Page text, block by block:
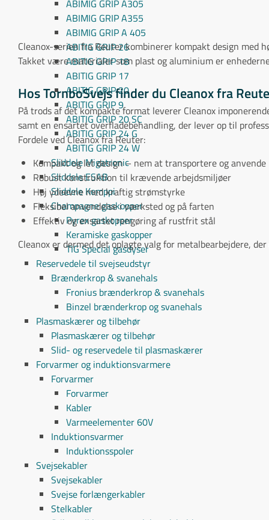
ABIMIG GRIP A305
ABIMIG GRIP A355
ABIMIG GRIP A 405
ABITIG GRIP 26
ABITIG GRIP 18
ABITIG GRIP 17
ABITIG GRIP 20
ABITIG GRIP 9
ABITIG GRIP 20 SC
ABITIG GRIP 24 G
ABITIG GRIP 24 W
Sliddele Migatronic
Sliddele ESAB
Sliddele Kemppi
Champagne gaskopper
Pyrex gaskopper
Keramiske gaskopper
TIG Special gasdyser
Reservedele til svejseudstyr
Brænderkrop & svanehals
Fronius brænderkrop & svanehals
Binzel brænderkrop og svanehals
Plasmaskærer og tilbehør
Plasmaskærer og tilbehør
Slid- og reservedele til plasmaskærer
Forvarmer og induktionsvarmere
Forvarmer
Forvarmer
Kabler
Varmeelementer 60V
Induktionsvarmer
Induktionsspoler
Svejsekabler
Svejsekabler
Svejse forlængerkabler
Stelkabler
Cleanox-serien fra Reuter kombinerer kompakt design
Takket være materialer som plast og aluminium er
Hos TornboSvejs finder du Cleanox fra
På trods af det kompakte format leverer Cleanox
samt en ensartet overfladebehandling, der lever op til
Fordele ved Cleanox fra Reuter:
Kompakt og let design – nem at transportere og anvende
Robust konstruktion til krævende arbejdsmiljøer
Høj ydeevne med kraftig strømstyrke
Fleksibel anvendelse i værksted og på farten
Effektiv og ensartet rengøring af rustfrit stål
Cleanox er dermed det oplagte valg for metalbearbejdere,